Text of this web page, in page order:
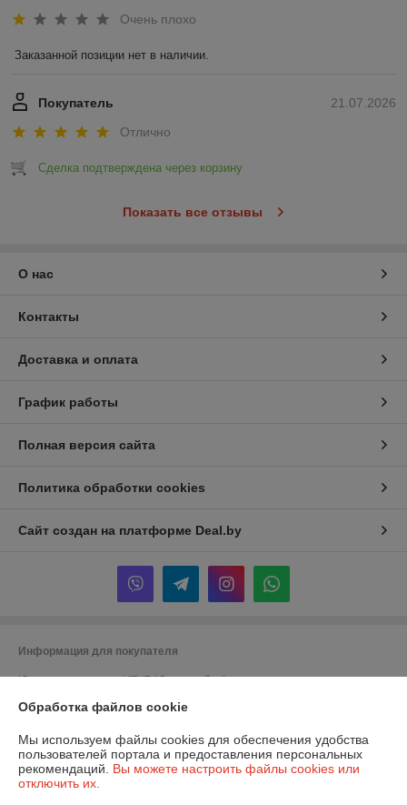
Очень плохо
Заказанной позиции нет в наличии.
21.07.2026
Покупатель
Отлично
Сделка подтверждена через корзину
Показать все отзывы
О нас
Контакты
Доставка и оплата
График работы
Полная версия сайта
Политика обработки cookies
Сайт создан на платформе Deal.by
Информация для покупателя
Юридическое лицо:ЧТУП "Супермойка"
пом. 10
Регистрационный номер ЕГР: 191748925
УНП: 191748925
Обработка файлов cookie
Мы используем файлы cookies для обеспечения удобства
пользователей портала и предоставления персональных
рекомендаций. Вы можете настроить файлы cookies или
отключить их.